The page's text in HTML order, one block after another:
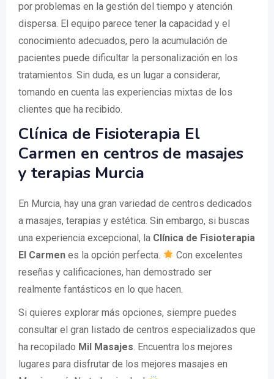
por problemas en la gestión del tiempo y atención
dispersa. El equipo parece tener la capacidad y el
conocimiento adecuados, pero la acumulación de
pacientes puede dificultar la personalización en los
tratamientos. Sin duda, es un lugar a considerar,
tomando en cuenta las experiencias mixtas de los
clientes que ha recibido.
Clínica de Fisioterapia El
Carmen en centros de masajes
y terapias Murcia
En Murcia, hay una gran variedad de centros dedicados
a masajes, terapias y estética. Sin embargo, si buscas
una experiencia excepcional, la Clínica de Fisioterapia
El Carmen es la opción perfecta.
Con excelentes
reseñas y calificaciones, han demostrado ser
realmente fantásticos en lo que hacen.
Si quieres explorar más opciones, siempre puedes
consultar el gran listado de centros especializados que
ha recopilado Mil Masajes. Encuentra los mejores
lugares para disfrutar de los mejores masajes en